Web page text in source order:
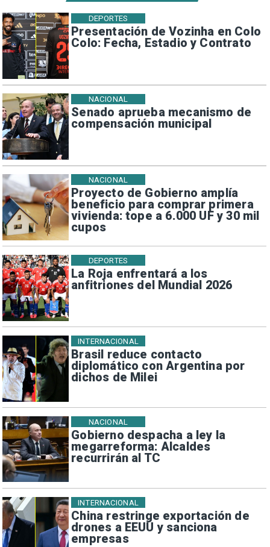
Presentación de Vozinha en Colo
Colo: Fecha, Estadio y Contrato
DEPORTES
Senado aprueba mecanismo de
compensación municipal
NACIONAL
Proyecto de Gobierno amplía
beneficio para comprar primera
vivienda: tope a 6.000 UF y 30 mil
cupos
NACIONAL
La Roja enfrentará a los
anfitriones del Mundial 2026
DEPORTES
Brasil reduce contacto
diplomático con Argentina por
dichos de Milei
INTERNACIONAL
Gobierno despacha a ley la
megarreforma: Alcaldes
recurrirán al TC
NACIONAL
China restringe exportación de
drones a EEUU y sanciona
empresas
INTERNACIONAL